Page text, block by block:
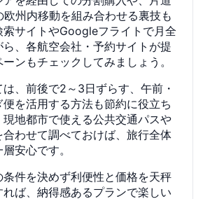
州内移動を組み合わせる裏技も
サイトやGoogleフライトで月全
、各航空会社・予約サイトが提
ンもチェックしてみましょう。
、前後で2～3日ずらす、午前・
を活用する方法も節約に役立ち
現地都市で使える公共交通パスや
わせて調べておけば、旅行全体
安心です。
件を決めず利便性と価格を天秤
ば、納得感あるプランで楽しい